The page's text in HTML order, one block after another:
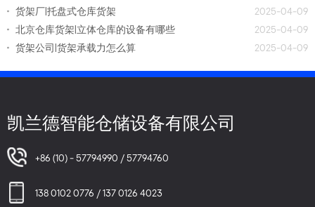
货架厂|托盘式仓库货架
2025-04-09
北京仓库货架|立体仓库的设备有哪些
2025-04-09
货架公司|货架承载力怎么算
2025-04-09
凯兰德智能仓储设备有限公司
+86 (10) - 57794990 / 57794760
138 0102 0776 / 137 0126 4023